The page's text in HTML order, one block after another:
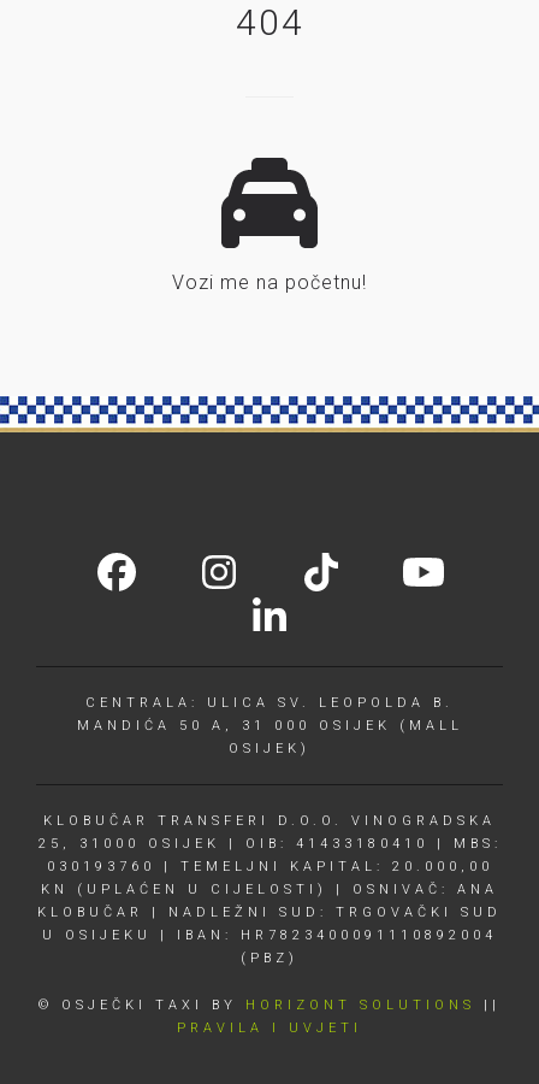
404
Vozi me na početnu!
CENTRALA: ULICA SV. LEOPOLDA B.
MANDIĆA 50 A, 31 000 OSIJEK (MALL
OSIJEK)
KLOBUČAR TRANSFERI D.O.O. VINOGRADSKA
25, 31000 OSIJEK | OIB: 41433180410 | MBS:
030193760 | TEMELJNI KAPITAL: 20.000,00
KN (UPLAĆEN U CIJELOSTI) | OSNIVAČ: ANA
KLOBUČAR | NADLEŽNI SUD: TRGOVAČKI SUD
U OSIJEKU | IBAN: HR7823400091110892004
(PBZ)
© OSJEČKI TAXI BY HORIZONT SOLUTIONS
||
PRAVILA I UVJETI